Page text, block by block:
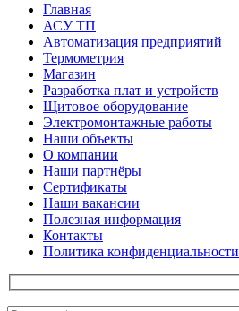
Главная
АСУ ТП
Автоматизация предприятий
Термометрия
Магазин
Разработка плат и устройств
Щитовое оборудование
Электромонтажные работы
Наши объекты
О компании
Наши партнёры
Сертификаты
Наши вакансии
Полезная информация
Контакты
Политика конфиденциальности